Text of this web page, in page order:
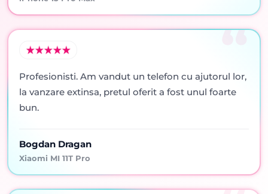
Profesionisti. Am vandut un telefon cu ajutorul lor,
la vanzare extinsa, pretul oferit a fost unul foarte
bun.
Bogdan Dragan
Xiaomi MI 11T Pro